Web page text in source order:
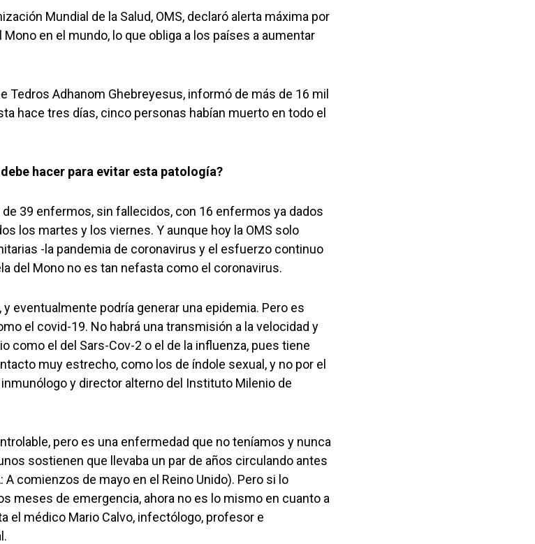
Mundial de la Salud, OMS, declaró alerta máxima por
en el mundo, lo que obliga a los países a aumentar
Tedros Adhanom Ghebreyesus, informó de más de 16 mil
hace tres días, cinco personas habían muerto en todo el
hacer para evitar esta patología?
de 39 enfermos, sin fallecidos, con 16 enfermos ya dados
los martes y los viernes. Y aunque hoy la OMS solo
-la pandemia de coronavirus y el esfuerzo continuo
del Mono no es tan nefasta como el coronavirus.
eventualmente podría generar una epidemia. Pero es
el covid-19. No habrá una transmisión a la velocidad y
como el del Sars-Cov-2 o el de la influenza, pues tiene
muy estrecho, como los de índole sexual, y no por el
inmunólogo y director alterno del Instituto Milenio de
pero es una enfermedad que no teníamos y nunca
sostienen que llevaba un par de años circulando antes
comienzos de mayo en el Reino Unido). Pero si lo
meses de emergencia, ahora no es lo mismo en cuanto a
el médico Mario Calvo, infectólogo, profesor e